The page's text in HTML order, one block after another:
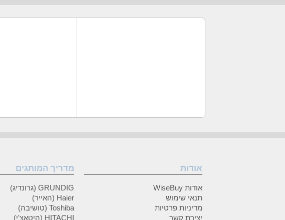
אודות
אודות WiseBuy
תנאי שימוש
מדיניות פרטיות
יצירת קשר
מדריך המותגים
GRUNDIG (גרונדיג)
Haier (האייר)
Toshiba (טושיבה)
HITACHI (היטאצ'י)